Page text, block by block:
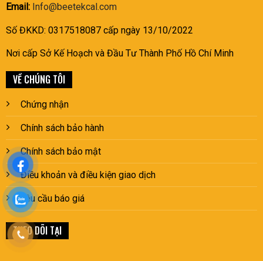
Email: Info@beetekcal.com
Số ĐKKD: 0317518087 cấp ngày 13/10/2022
Nơi cấp Sở Kế Hoạch và Đầu Tư Thành Phố Hồ Chí Minh
VỀ CHÚNG TÔI
Chứng nhận
Chính sách bảo hành
Chính sách bảo mật
Điều khoản và điều kiện giao dịch
Yêu cầu báo giá
THEO DÕI TẠI